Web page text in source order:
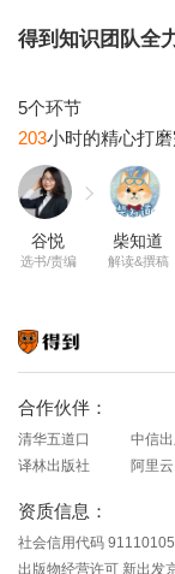
得到知识团队全
203
谷悦
选书/责编
柴知道
解读&撰稿
合作伙伴：
清华五道口 中信
译林出版社
阿里云
资质信息：
社会信用代码
出版物经营许可 新出发